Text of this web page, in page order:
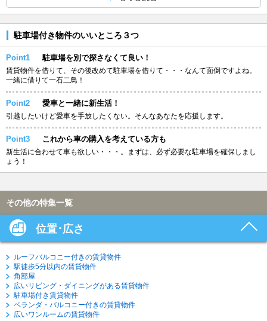
駐車場付き物件のいいところ３つ
Point1 駐車場を別で探さなくて良い！
賃貸物件を借りて、その後改めて駐車場を借りて・・・なんて面倒ですよね。
一緒に借りて一石二鳥！
Point2 愛車と一緒に新生活！
引越したいけど愛車を手放したくない。そんなあなたを応援します。
Point3 これから車の購入を考えている方も
新生活に合わせて車も欲しい・・・。まずは、必ず必要な駐車場を確保しまし
ょう！
その他の特集一覧
位置･広さ
ルーフバルコニー付きの賃貸物件
駅徒歩5分以内の賃貸物件
角部屋
広いリビング・ダイニングがある賃貸物件
駐車場付き賃貸物件
ベランダ・バルコニー付きの賃貸物件
広いワンルームの賃貸物件